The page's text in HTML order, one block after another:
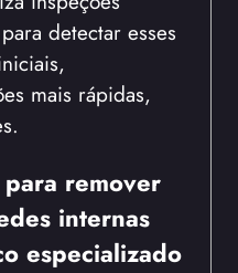
detectar esses
mais rápidas,
remover
internas
especializado